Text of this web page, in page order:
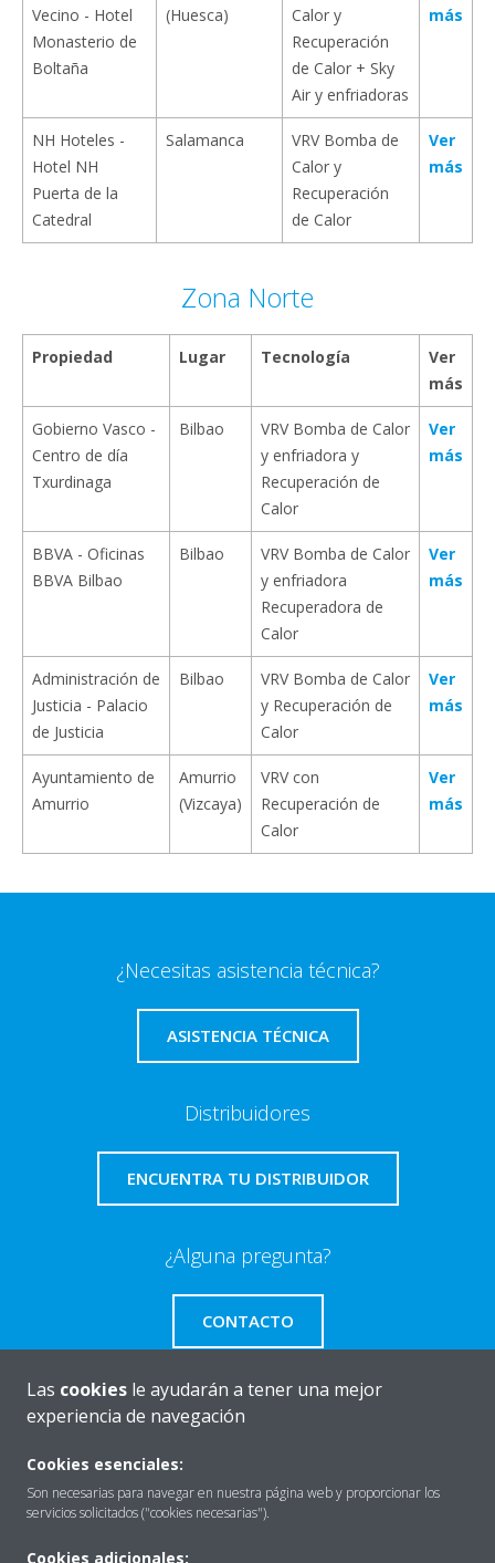
Vecino - Hotel
Monasterio de
Boltaña
(Huesca)
Calor y
Recuperación
de Calor + Sky
Air y enfriadoras
más
NH Hoteles -
Hotel NH
Puerta de la
Catedral
Salamanca
VRV Bomba de
Calor y
Recuperación
de Calor
Ver
más
Zona Norte
Propiedad Lugar Tecnología
Ver
más
Gobierno Vasco -
Centro de día
Txurdinaga
Bilbao
VRV Bomba de Calor
y enfriadora y
Recuperación de
Calor
Ver
más
BBVA - Oficinas
BBVA Bilbao
Bilbao
VRV Bomba de Calor
y enfriadora
Recuperadora de
Calor
Ver
más
Administración de
Justicia - Palacio
de Justicia
Bilbao
VRV Bomba de Calor
y Recuperación de
Calor
Ver
más
Ayuntamiento de
Amurrio
Amurrio
(Vizcaya)
VRV con
Recuperación de
Calor
Ver
más
¿Necesitas asistencia técnica?
ASISTENCIA TÉCNICA
Distribuidores
ENCUENTRA TU DISTRIBUIDOR
¿Alguna pregunta?
CONTACTO
Quiénes somos
Las cookies le ayudarán a tener una mejor
experiencia de navegación
Cookies esenciales:
Son necesarias para navegar en nuestra página web y proporcionar los
servicios solicitados ("cookies necesarias").
Cookies adicionales: